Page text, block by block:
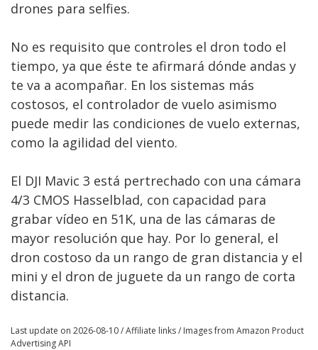
drones para selfies.
No es requisito que controles el dron todo el
tiempo, ya que éste te afirmará dónde andas y
te va a acompañar. En los sistemas más
costosos, el controlador de vuelo asimismo
puede medir las condiciones de vuelo externas,
como la agilidad del viento.
El DJI Mavic 3 está pertrechado con una cámara
4/3 CMOS Hasselblad, con capacidad para
grabar vídeo en 51K, una de las cámaras de
mayor resolución que hay. Por lo general, el
dron costoso da un rango de gran distancia y el
mini y el dron de juguete da un rango de corta
distancia.
Last update on 2026-08-10 / Affiliate links / Images from Amazon Product
Advertising API